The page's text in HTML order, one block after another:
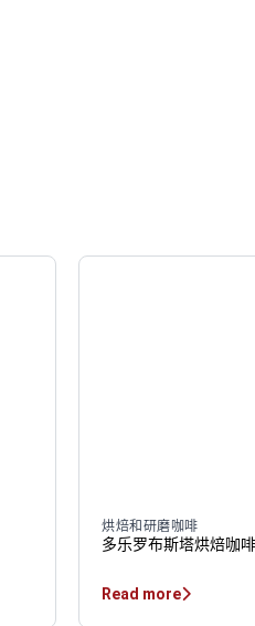
烘焙和研磨咖啡
多乐罗布斯塔烘焙咖
Read more